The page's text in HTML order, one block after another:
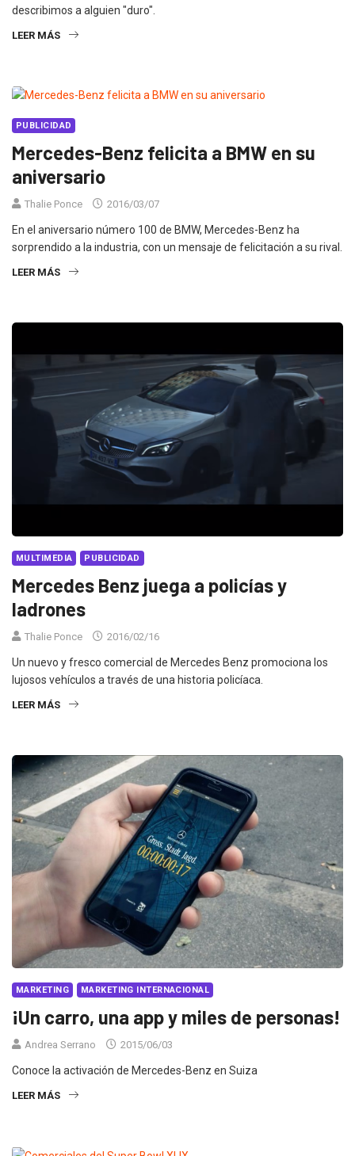
describimos a alguien "duro".
LEER MÁS
PUBLICIDAD
Mercedes-Benz felicita a BMW en su
aniversario
Thalie Ponce 2016/03/07
En el aniversario número 100 de BMW, Mercedes-Benz ha
sorprendido a la industria, con un mensaje de felicitación a su rival.
LEER MÁS
MULTIMEDIA PUBLICIDAD
Mercedes Benz juega a policías y
ladrones
Thalie Ponce 2016/02/16
Un nuevo y fresco comercial de Mercedes Benz promociona los
lujosos vehículos a través de una historia policíaca.
LEER MÁS
MARKETING MARKETING INTERNACIONAL
¡Un carro, una app y miles de personas!
Andrea Serrano 2015/06/03
Conoce la activación de Mercedes-Benz en Suiza
LEER MÁS